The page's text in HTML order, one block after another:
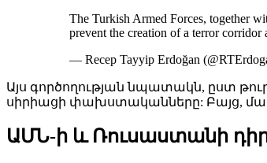
The Turkish Armed Forces, together
prevent the creation of a terror corridor
— Recep Tayyip Erdoğan
Այս գործողության նպատակն, ըստ
սիրիացի փախստականները: Բայց,
ԱՄՆ-ի և Ռուսաստանի